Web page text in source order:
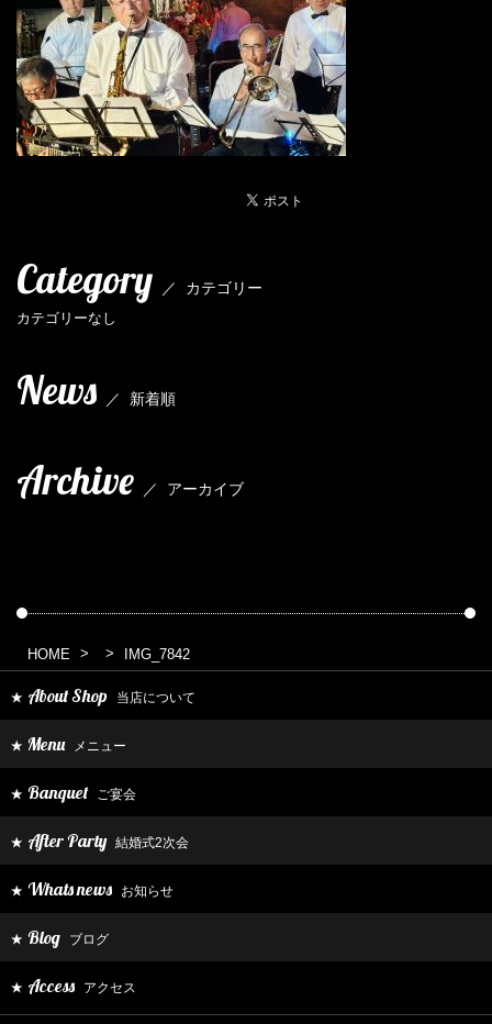
Category ／ カテゴリー
カテゴリーなし
News ／ 新着順
Archive ／ アーカイブ
HOME IMG_7842
★ About Shop 当店について
★ Menu メニュー
★ Banquet ご宴会
★ After Party 結婚式2次会
★ Whats news お知らせ
★ Blog ブログ
★ Access アクセス